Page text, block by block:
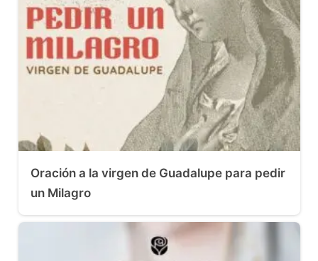
Oración a la virgen de Guadalupe para pedir
un Milagro